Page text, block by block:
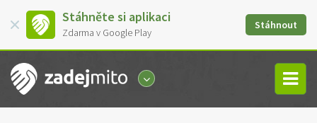
Stáhněte si aplikaci
Zdarma v Google Play
Stáhnout